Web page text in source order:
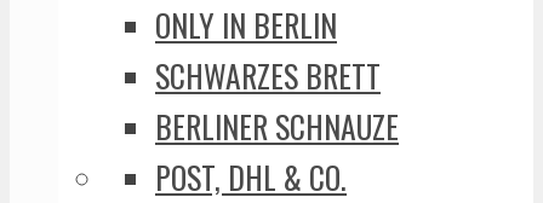
ONLY IN BERLIN
SCHWARZES BRETT
BERLINER SCHNAUZE
POST, DHL & CO.